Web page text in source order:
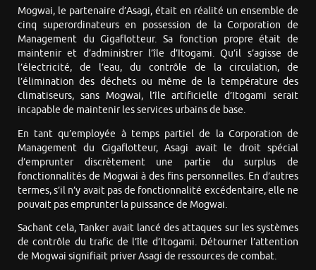
Mogwai, le partenaire d’Asagi, était en réalité un ensemble de
cinq superordinateurs en possession de la Corporation de
Management du Gigaflotteur. Sa fonction propre était de
maintenir et d’administrer l’île d’Itogami. Qu’il s’agisse de
l’électricité, de l’eau, du contrôle de la circulation, de
l’élimination des déchets ou même de la température des
climatiseurs, sans Mogwai, l’île artificielle d’Itogami serait
incapable de maintenir les services urbains de base.
En tant qu’employée à temps partiel de la Corporation de
Management du Gigaflotteur, Asagi avait le droit spécial
d’emprunter discrètement une partie du surplus de
fonctionnalités de Mogwai à des fins personnelles. En d’autres
termes, s’il n’y avait pas de fonctionnalité excédentaire, elle ne
pouvait pas emprunter la puissance de Mogwai.
Sachant cela, Tanker avait lancé des attaques sur les systèmes
de contrôle du trafic de l’île d’Itogami. Détourner l’attention
de Mogwai signifiait priver Asagi de ressources de combat.